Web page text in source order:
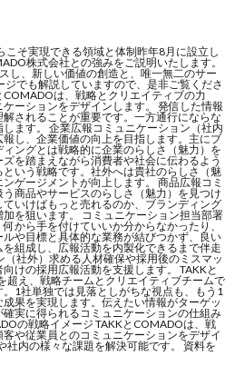
そ実現できる領域と体制昨年8月に設立し
株式会社との強みをご説明いたします。
し、新しい価値の創造と、唯一無二のサー
でも解説していますので、是非ご覧くださ
は、戦略とクリエイティブの力
ーションをデザインします。 発信した情報
されることが重要です。一方通行にならな
ます。 企業広報コミュニケーション（社内
し、企業価値の向上を目指します。主にブ
ングとは戦略的に企業のらしさ（魅力）を
を踏まえながら消費者や社会に伝わるよう
いう戦略です。社外へは貴社のらしさ（魅
ゲージメントが向上します。 商品広報コミ
商品やサービスのらしさ（魅力）を見つけ
いけばもっと売れるのか、ブランディング
を狙います。 コミュニケーション担当部署
から手を付けていいか分からなかったり、
や目標と具体的な業務が結びつかず、良い
組成し、広報活動を内製化できるまで伴走
社外）求める人材確保や採用後のミスマッ
けの採用広報活動を支援します。 TAKKと
超え、戦略チームとクリエイティブチームで
1社単独では見落としがちな視点も、もう1
果を実現します。伝えたい情報がターゲッ
実に得られるコミュニケーションの仕組み
の戦略イメージ TAKKとCOMADOは、戦
や従業員とのコミュニケーションをデザイ
社内の様々な課題を解決可能です。 資料を